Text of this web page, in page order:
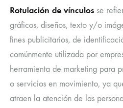
Rotulación de vínculos se
gráficos, diseños, texto y/o
fines publicitarios, de
comúnmente utilizada por
herramienta de marketing para
o servicios en movimiento, ya
atraen la atención de las